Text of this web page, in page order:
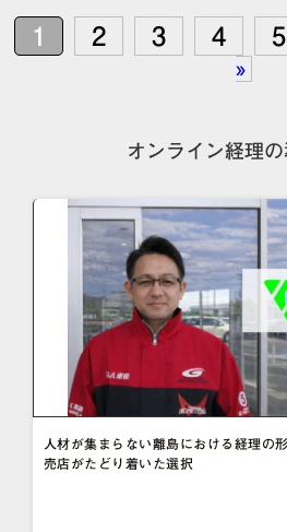
1 2 3 4 5
»
オンライン経理の
人材が集まらない離島における経理の
売店がたどり着いた選択